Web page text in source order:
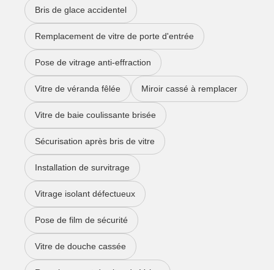
Bris de glace accidentel
Remplacement de vitre de porte d'entrée
Pose de vitrage anti-effraction
Vitre de véranda fêlée Miroir cassé à remplacer
Vitre de baie coulissante brisée
Sécurisation après bris de vitre
Installation de survitrage
Vitrage isolant défectueux
Pose de film de sécurité
Vitre de douche cassée